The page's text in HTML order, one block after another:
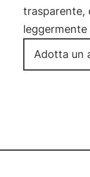
trasparente,
Adotta un